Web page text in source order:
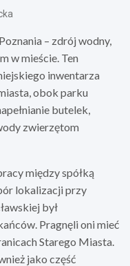
– zdrój wodny,
w mieście. Ten
inwentarza
obok parku
butelek,
zwierzętom
między spółką
lokalizacji przy
był
Pragnęli oni mieć
Starego Miasta.
jako część